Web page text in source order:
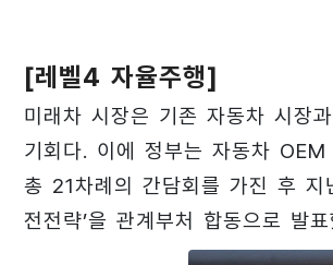
[레벨4 자율주행]
미래차 시장은 기존 자동차 시장
기회다. 이에 정부는 자동차
총 21차례의 간담회를 가진 후
전전략’을 관계부처 합동으로 발표